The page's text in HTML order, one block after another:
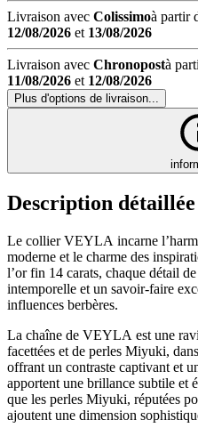
Livraison avec Colissimoà partir
12/08/2026 et 13/08/2026
Livraison avec Chronopostà
11/08/2026 et 12/08/2026
Plus d'options de livraison...
Description détaillée
Le collier VEYLA incarne
moderne et le charme des
l’or fin 14 carats, chaque détail
intemporelle et un savoir-faire
influences berbères.
La chaîne de VEYLA est une
facettées et de perles Miyuki,
offrant un contraste captivant et
apportent une brillance subtile et
que les perles Miyuki, réputées
ajoutent une dimension